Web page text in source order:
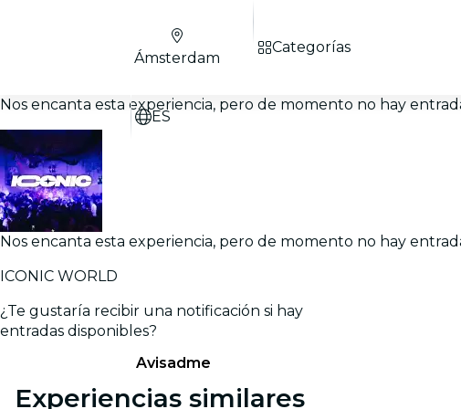
Ámsterdam
ES
Categorías
Nos encanta esta experiencia, pero de momento no hay
Nos encanta esta experiencia, pero de momento no hay
ICONIC WORLD
¿Te gustaría recibir una notificación si hay
entradas disponibles?
Avisadme
Experiencias similares